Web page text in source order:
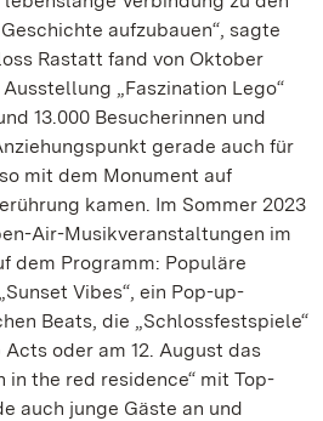
aufzubauen“, sagte
Rastatt fand von Oktober
„Faszination Lego“
13.000 Besucherinnen und
gerade auch für
mit dem Monument auf
kamen. Im Sommer 2023
Air-Musikveranstaltungen im
dem Programm: Populäre
Vibes“, ein Pop-up-
Beats, die „Schlossfestspiele“
oder am 12. August das
in the red residence“ mit Top-
auch junge Gäste an und